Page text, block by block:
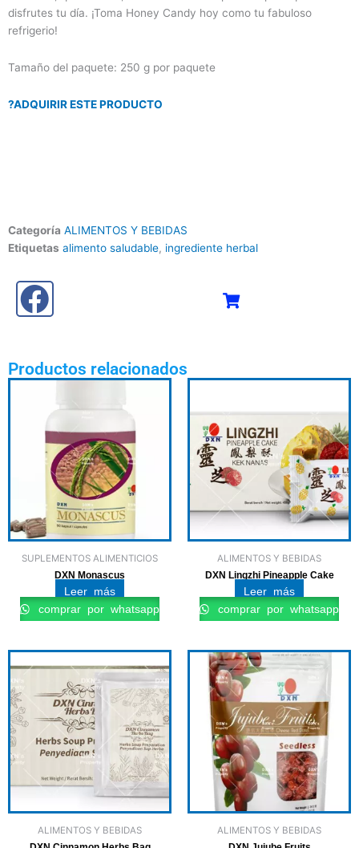
disfrutes tu día. ¡Toma Honey Candy hoy como tu fabuloso
refrigerio!
Tamaño del paquete: 250 g por paquete
?ADQUIRIR ESTE PRODUCTO
Categoría ALIMENTOS Y BEBIDAS
Etiquetas alimento saludable, ingrediente herbal
Productos relacionados
SUPLEMENTOS ALIMENTICIOS
DXN Monascus
Leer más
comprar por whatsapp
ALIMENTOS Y BEBIDAS
DXN Lingzhi Pineapple Cake
Leer más
comprar por whatsapp
ALIMENTOS Y BEBIDAS
ALIMENTOS Y BEBIDAS